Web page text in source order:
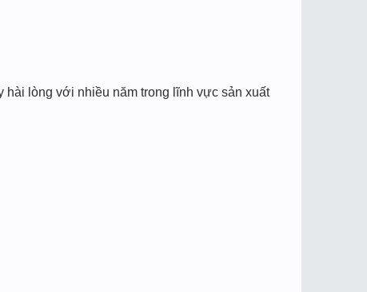
hài lòng với nhiều năm trong lĩnh vực sản xuất